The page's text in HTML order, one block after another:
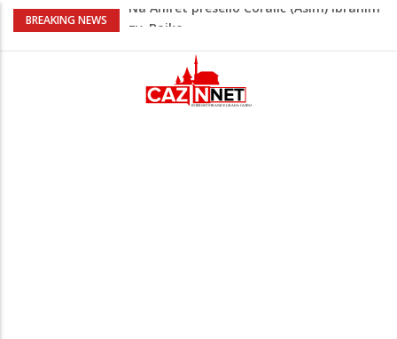
BREAKING NEWS
Nakon velikih vrućina u BiH stiže kiša
zapošljavanje i očuvanje radnih mjesta
Dok Evropa ostavlja cigarete, Hrvati
puše sve više: Treći su u cijeloj EU